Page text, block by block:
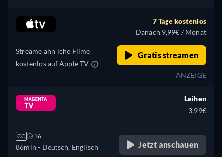
Streame ähnliche Filme
kostenlos auf Apple TV
7 Tage kostenlos
Danach 9,99€ / Monat
Gratis streamen
ANZEIGE
CC 16
86min - Deutsch, Englisch
Leihen
3,99€
Jetzt anschauen